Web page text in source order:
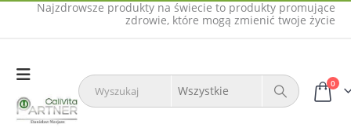
Najzdrowsze produkty na świecie to produkty promujące
zdrowie, które mogą zmienić twoje życie
0